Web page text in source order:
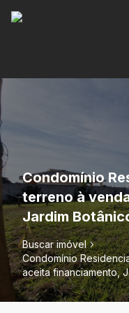
Condomínio
terreno à
Jardim
Buscar imóvel
Condomínio
aceita financiamento,